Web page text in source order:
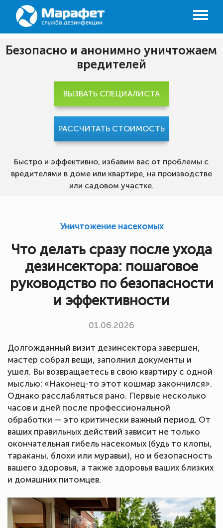
Безопасно и анонимно уничтожаем
вредителей
Быстро и эффективно, избавим вас от проблемы с
вредителями в доме или квартире, на производстве
или садовом участке.
ВЫЗВАТЬ СПЕЦИАЛИСТА
РАССЧИТАТЬ СТОИМОСТЬ
Уничтожение насекомых
Что делать сразу после ухода
дезинсектора: пошаговое
руководство по безопасности
и эффективности
01.06.2026
Долгожданный визит дезинсектора завершен,
мастер собрал вещи, заполнил документы и
ушел. Вы возвращаетесь в свою квартиру с одной
мыслью: «Наконец-то этот кошмар закончился».
Однако расслабляться рано. Первые несколько
часов и дней после профессиональной
обработки — это критически важный период. От
ваших правильных действий зависит не только
окончательная гибель насекомых (будь то клопы,
тараканы, блохи или муравьи), но и безопасность
вашего здоровья, а также здоровья ваших близких
и домашних питомцев.